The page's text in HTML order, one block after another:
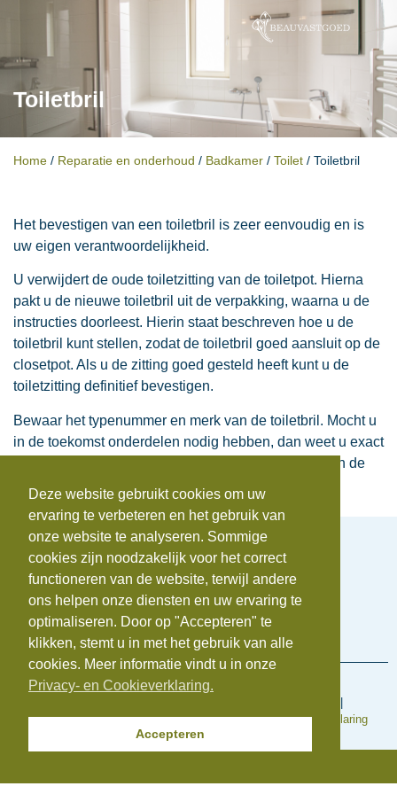
Toiletbril
Home / Reparatie en onderhoud / Badkamer / Toilet / Toiletbril
Het bevestigen van een toiletbril is zeer eenvoudig en is
uw eigen verantwoordelijkheid.
U verwijdert de oude toiletzitting van de toiletpot. Hierna
pakt u de nieuwe toiletbril uit de verpakking, waarna u de
instructies doorleest. Hierin staat beschreven hoe u de
toiletbril kunt stellen, zodat de toiletbril goed aansluit op de
closetpot. Als u de zitting goed gesteld heeft kunt u de
toiletzitting definitief bevestigen.
Bewaar het typenummer en merk van de toiletbril. Mocht u
in de toekomst onderdelen nodig hebben, dan weet u exact
welke onderdelen u moet bestellen. Per fabrikant zijn de
Telefoonnummer:0172-742655
E-mail:
info@beauvastgoed.nl
NL.8633.39.281.B.01 |
Voorwaarden en regelingen
Cookieverklaring|Disclaimer|Klachtenregeling|Privacyverklaring
Deze website gebruikt cookies om uw
ervaring te verbeteren en het gebruik van
onze website te analyseren. Sommige
cookies zijn noodzakelijk voor het correct
functioneren van de website, terwijl andere
ons helpen onze diensten en uw ervaring te
optimaliseren. Door op "Accepteren" te
klikken, stemt u in met het gebruik van alle
cookies. Meer informatie vindt u in onze
Privacy- en Cookieverklaring.
Accepteren